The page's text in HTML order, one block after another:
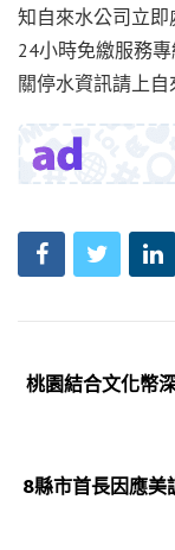
知自來水公司立
24小時免繳服務
關停水資訊請上自
桃園結合文化幣
8縣市首長因應